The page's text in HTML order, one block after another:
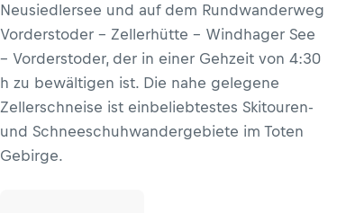
Neusiedlersee und auf dem Rundwanderweg
Vorderstoder – Zellerhütte – Windhager See
– Vorderstoder, der in einer Gehzeit von 4:30
h zu bewältigen ist. Die nahe gelegene
Zellerschneise ist einbeliebtestes Skitouren-
und Schneeschuhwandergebiete im Toten
Gebirge.